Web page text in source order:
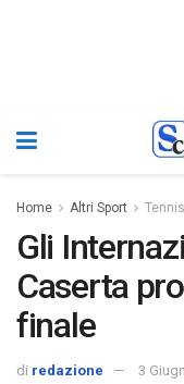
Home Altri Sport Tennis
Gli
Caserta
finale
di redazione 3